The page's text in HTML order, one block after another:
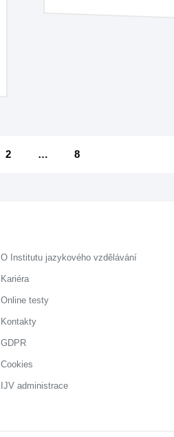
2 … 8
O Institutu jazykového vzdělávání
Kariéra
Online testy
Kontakty
GDPR
Cookies
IJV administrace